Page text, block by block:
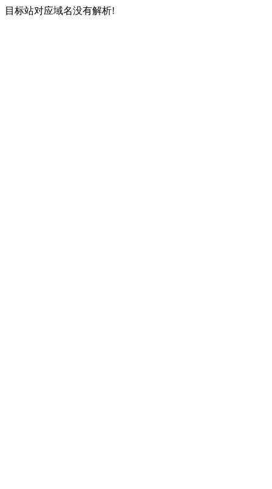
目标站对应域名没有解析!